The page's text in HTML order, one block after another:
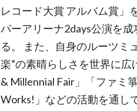
レコード大賞 アルバム賞」
パーアリーナ2days公演を
る。 また、自身のルーツミ
楽”の素晴らしさを世界に
& Millennial Fair」「ファミ
Works!」などの活動を通し